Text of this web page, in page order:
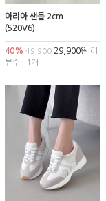
아리아 샌들 2cm
(520V6)
40% 49,900 29,900원 리
뷰수 : 1개